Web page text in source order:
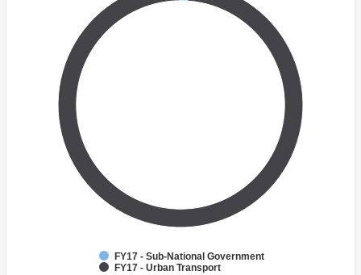
FY17 - Sub-National Government
FY17 - Urban Transport